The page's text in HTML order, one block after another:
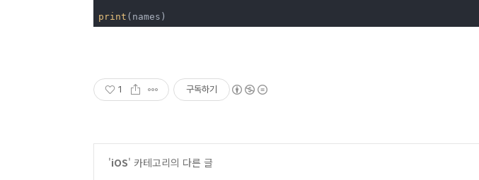
print (names)
1 구독하기
'iOS' 카테고리의 다른 글